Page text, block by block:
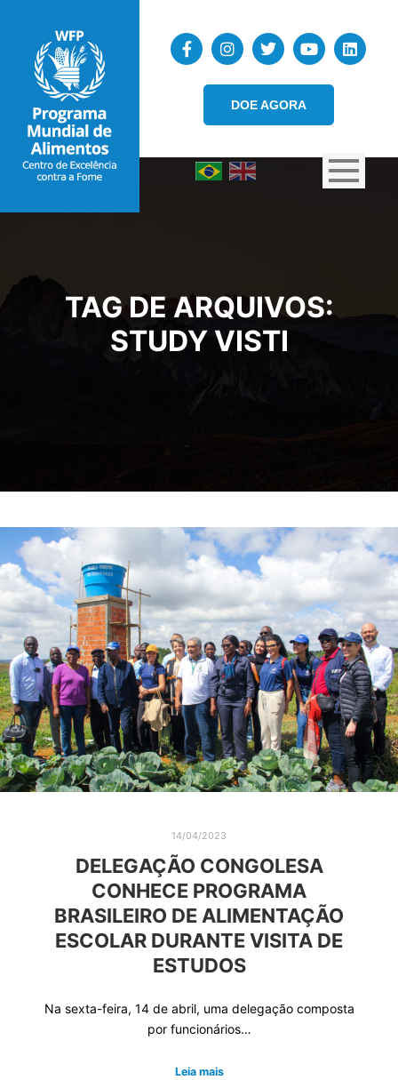
DOE AGORA
TAG DE ARQUIVOS:
STUDY VISTI
14/04/2023
DELEGAÇÃO CONGOLESA
CONHECE PROGRAMA
BRASILEIRO DE ALIMENTAÇÃO
ESCOLAR DURANTE VISITA DE
ESTUDOS
Na sexta-feira, 14 de abril, uma delegação composta
por funcionários…
Leia mais